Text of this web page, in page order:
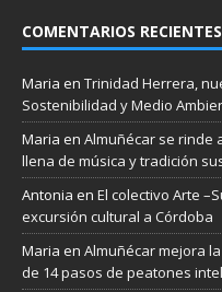
COMENTARIOS RECIENTES
Maria en Trinidad Herrera,
Sostenibilidad y Medio
Maria en Almuñécar se rinde
llena de música y tradición
Antonia en El colectivo Arte
excursión cultural a Córdoba
Maria en Almuñécar mejora
de 14 pasos de peatones